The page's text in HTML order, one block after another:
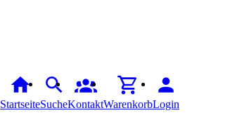
StartseiteSucheKontaktWarenkorbLogin